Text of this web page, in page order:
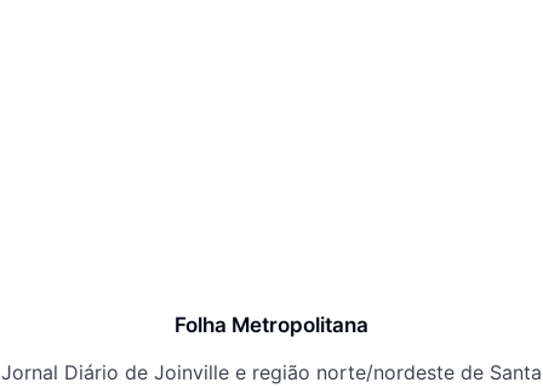
Folha Metropolitana
Jornal Diário de Joinville e região norte/nordeste de Santa